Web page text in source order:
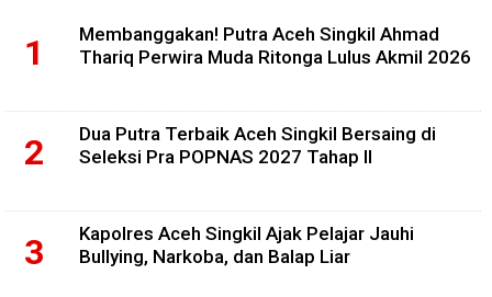
Membanggakan! Putra Aceh Singkil Ahmad
Thariq Perwira Muda Ritonga Lulus Akmil 2026
Dua Putra Terbaik Aceh Singkil Bersaing di
Seleksi Pra POPNAS 2027 Tahap II
Kapolres Aceh Singkil Ajak Pelajar Jauhi
Bullying, Narkoba, dan Balap Liar